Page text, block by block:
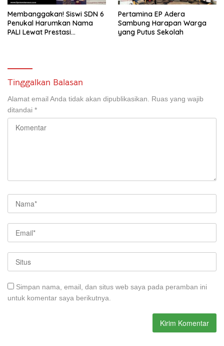
Membanggakan! Siswi SDN 6
Penukal Harumkan Nama
PALI Lewat Prestasi
Pertamina EP Adera
Sambung Harapan Warga
yang Putus Sekolah
Tinggalkan Balasan
Alamat email Anda tidak akan dipublikasikan.
Ruas yang wajib
ditandai *
Simpan nama, email, dan situs web saya pada peramban ini
untuk komentar saya berikutnya.